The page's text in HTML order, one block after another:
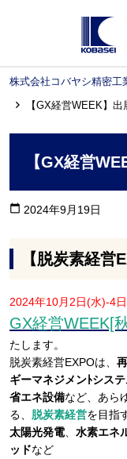
株式会社コバヤシ精密工
【GX経営WEEK】
【GX経営
calendar_today 2024年9月19日
【脱炭素経営
2024年10月2日(水)-4
GX経営WEEK[
たします。
脱炭素経営EXPOは、
ギーマネジメンﾄシステ
省エネ設備など、あら
る、 脱炭素経営を目指
太陽光発電
水素エネ
ッドなど